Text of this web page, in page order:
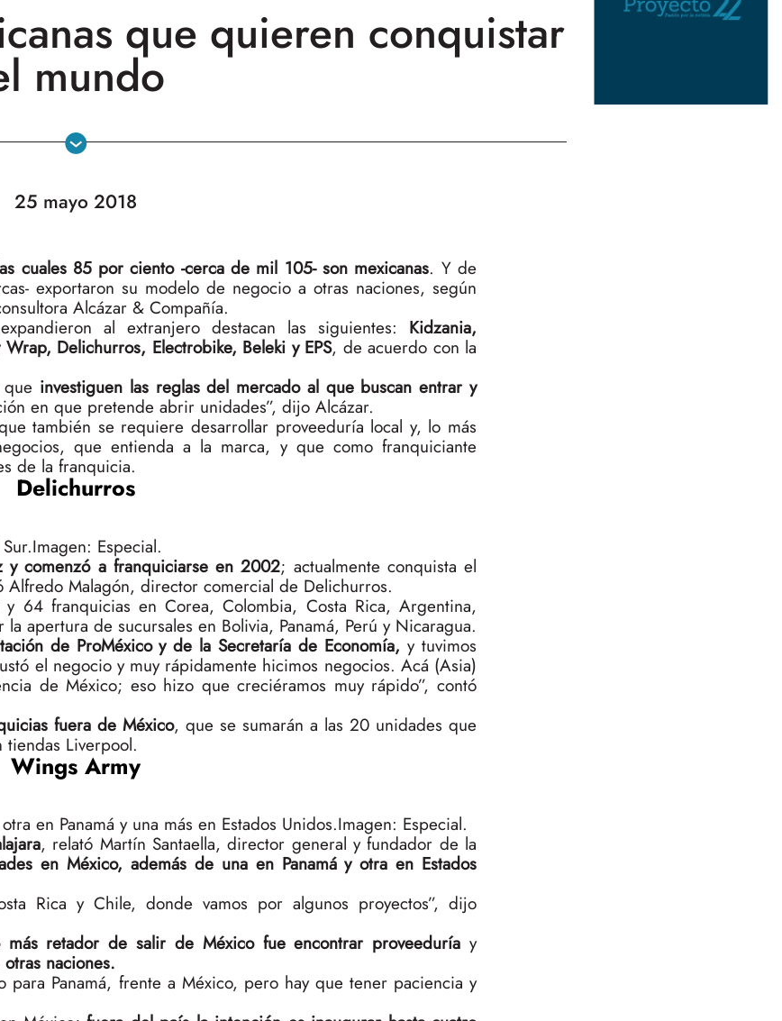
que quieren conquistar
mundo
25 mayo 2018
cuales 85 por ciento -cerca de mil 105- son mexicanas. Y de
exportaron su modelo de negocio a otras naciones, según
Alcázar & Compañía.
al extranjero destacan las siguientes: Kidzania,
Delichurros, Electrobike, Beleki y EPS, de acuerdo con la
investiguen las reglas del mercado al que buscan entrar y
en que pretende abrir unidades”, dijo Alcázar.
también se requiere desarrollar proveeduría local y, lo más
que entienda a la marca, y que como franquiciante
de la franquicia.
Delichurros
Imagen: Especial.
y comenzó a franquiciarse en 2002; actualmente conquista el
Alfredo Malagón, director comercial de Delichurros.
64 franquicias en Corea, Colombia, Costa Rica, Argentina,
apertura de sucursales en Bolivia, Panamá, Perú y Nicaragua.
de ProMéxico y de la Secretaría de Economía, y tuvimos
el negocio y muy rápidamente hicimos negocios. Acá (Asia)
de México; eso hizo que creciéramos muy rápido”, contó
fuera de México, que se sumarán a las 20 unidades que
tiendas Liverpool.
Wings Army
en Panamá y una más en Estados Unidos.Imagen: Especial.
, relató Martín Santaella, director general y fundador de la
en México, además de una en Panamá y otra en Estados
Rica y Chile, donde vamos por algunos proyectos”, dijo
retador de salir de México fue encontrar proveeduría y
naciones.
para Panamá, frente a México, pero hay que tener paciencia y